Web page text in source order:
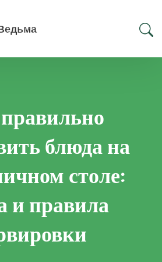
блюда на
столе:
и правила